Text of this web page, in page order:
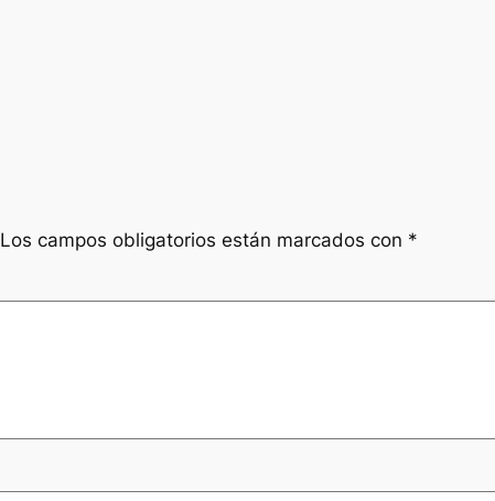
Los campos obligatorios están marcados con *